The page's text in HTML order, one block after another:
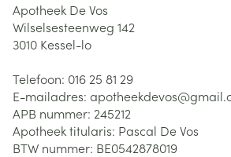
Apotheek De Vos
Wilselsesteenweg 142
3010 Kessel-lo
Telefoon: 016 25 81 29
E-mailadres: apotheekdevos@
APB nummer: 245212
Apotheek titularis: Pascal De Vos
BTW nummer: BE0542878019